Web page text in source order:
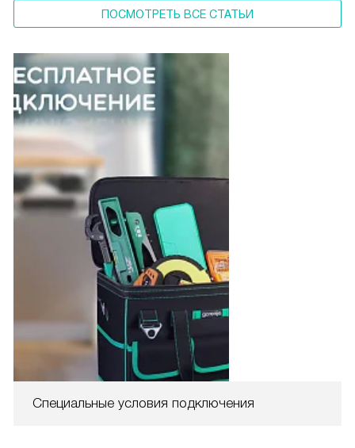
Специальные условия подключения
ПОСМОТРЕТЬ ВСЕ СТАТЬИ